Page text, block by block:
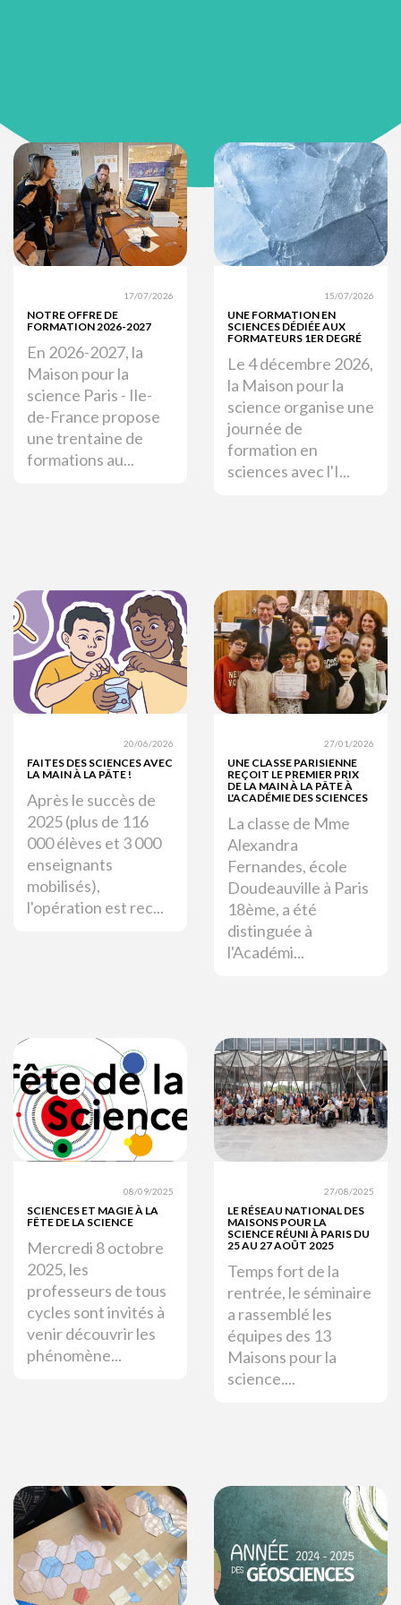
17/07/2026
NOTRE OFFRE DE
FORMATION 2026-2027
En 2026-2027, la
Maison pour la
science Paris - Ile-
de-France propose
une trentaine de
formations au...
15/07/2026
UNE FORMATION EN
SCIENCES DÉDIÉE AUX
FORMATEURS 1ER DEGRÉ
Le 4 décembre 2026,
la Maison pour la
science organise une
journée de
formation en
sciences avec l'I...
20/06/2026
FAITES DES SCIENCES AVEC
LA MAIN À LA PÂTE !
Après le succès de
2025 (plus de 116
000 élèves et 3 000
enseignants
mobilisés),
l'opération est rec...
27/01/2026
UNE CLASSE PARISIENNE
REÇOIT LE PREMIER PRIX
DE LA MAIN À LA PÂTE À
L'ACADÉMIE DES SCIENCES
La classe de Mme
Alexandra
Fernandes, école
Doudeauville à Paris
18ème, a été
distinguée à
l'Académi...
08/09/2025
SCIENCES ET MAGIE À LA
FÊTE DE LA SCIENCE
Mercredi 8 octobre
2025, les
professeurs de tous
cycles sont invités à
venir découvrir les
phénomène...
27/08/2025
LE RÉSEAU NATIONAL DES
MAISONS POUR LA
SCIENCE RÉUNI À PARIS DU
25 AU 27 AOÛT 2025
Temps fort de la
rentrée, le séminaire
a rassemblé les
équipes des 13
Maisons pour la
science....